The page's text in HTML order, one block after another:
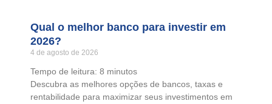
Qual o melhor banco para investir em
2026?
4 de agosto de 2026
Tempo de leitura: 8 minutos
Descubra as melhores opções de bancos, taxas e
rentabilidade para maximizar seus investimentos em